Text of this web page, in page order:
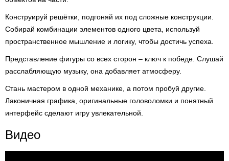
Конструируй решётки, подгоняй их под сложные конструкции.
Собирай комбинации элементов одного цвета, используй
пространственное мышление и логику, чтобы достичь успеха.
Представление фигуры со всех сторон – ключ к победе. Слушай
расслабляющую музыку, она добавляет атмосферу.
Стань мастером в одной механике, а потом пробуй другие.
Лаконичная графика, оригинальные головоломки и понятный
интерфейс сделают игру увлекательной.
Видео